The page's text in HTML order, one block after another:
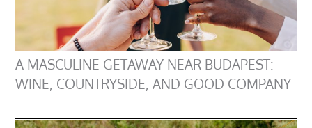
A MASCULINE GETAWAY NEAR BUDAPEST:
WINE, COUNTRYSIDE, AND GOOD COMPANY